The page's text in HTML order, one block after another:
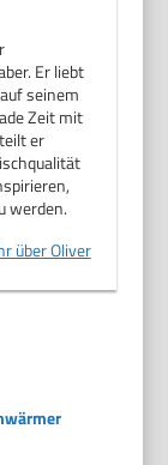
Er liebt
seinem
Zeit mit
er
werden.
über Oliver